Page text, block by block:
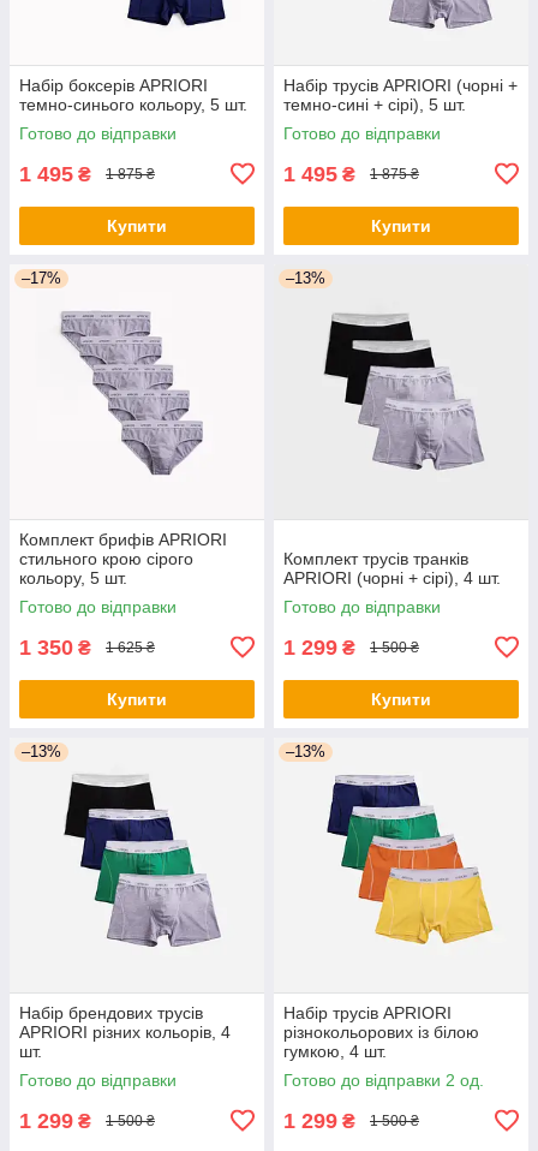
Набір боксерів APRIORI
темно-синього кольору, 5 шт.
Готово до відправки
1 495 ₴ 1 875 ₴
Купити
Набір трусів APRIORI (чорні +
темно-сині + сірі), 5 шт.
Готово до відправки
1 495 ₴ 1 875 ₴
Купити
–17%
Комплект брифів APRIORI
стильного крою сірого
кольору, 5 шт.
Готово до відправки
1 350 ₴ 1 625 ₴
Купити
–13%
Комплект трусів транків
APRIORI (чорні + сірі), 4 шт.
Готово до відправки
1 299 ₴ 1 500 ₴
Купити
–13%
Набір брендових трусів
APRIORI різних кольорів, 4
шт.
Готово до відправки
1 299 ₴ 1 500 ₴
–13%
Набір трусів APRIORI
різнокольорових із білою
гумкою, 4 шт.
Готово до відправки 2 од.
1 299 ₴ 1 500 ₴